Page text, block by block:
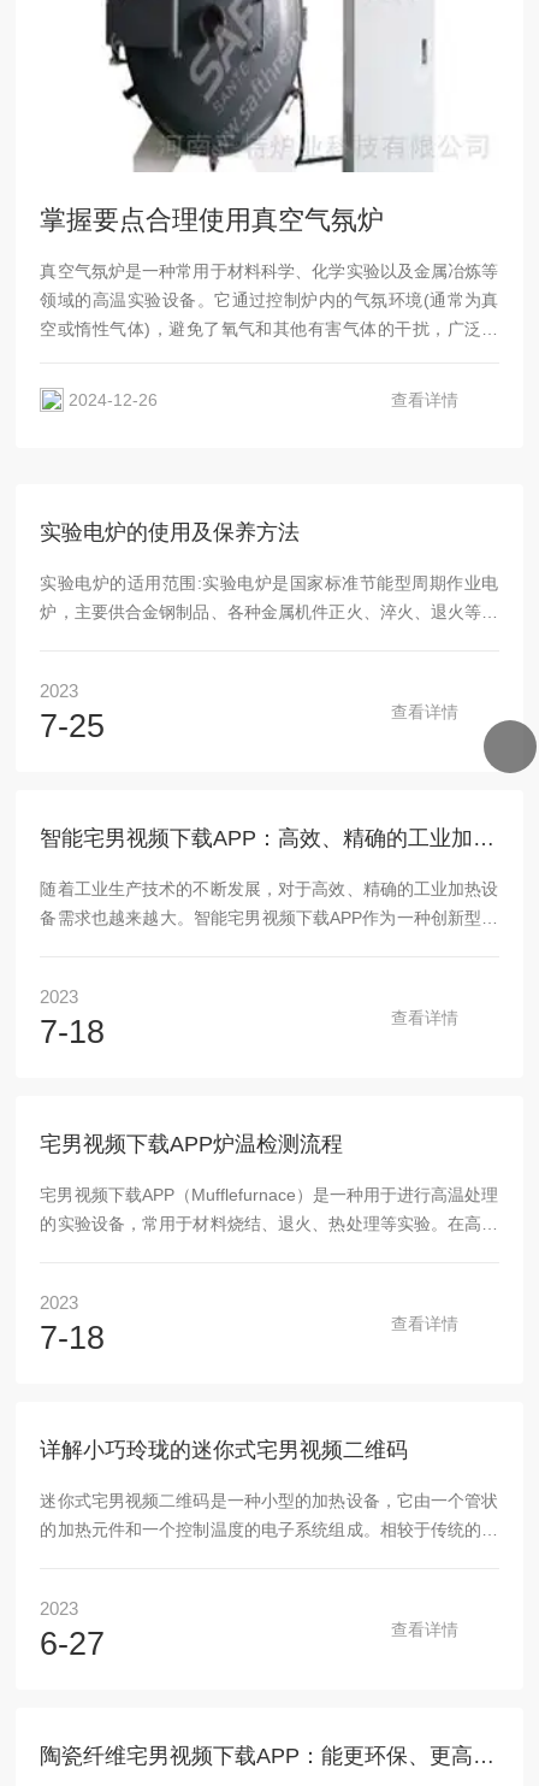
掌握要点合理使用真空气氛炉
真空气氛炉是一种常用于材料科学、化学实验以及金属冶炼等
领域的高温实验设备。它通过控制炉内的气氛环境(通常为真
空或惰性气体)，避免了氧气和其他有害气体的干扰，广泛应
设备的高效使用和延长其使用寿命，合理的操作和维护至关重
要。以下是一些使用真空气氛炉时应注意的要点。1.操作前的
2024-12-26 查看详情
实验电炉的使用及保养方法
实验电炉的适用范围:实验电炉是国家标准节能型周期作业电
炉，主要供合金钢制品、各种金属机件正火、淬火、退火等热
铝聚轻材料、耐火材质，根据不同温度，不同气氛采用不同材
料。维修及保养：1.控制器应放在干子通风良好,无腐蚀性气体
的地方,工作环境温度为-10-50℃,相对湿度不大于85%。2.为
2023
7-25 查看详情
智能宅男视频下载APP：高效、精确的工业加热解决方案
随着工业生产技术的不断发展，对于高效、精确的工业加热设
备需求也越来越大。智能宅男视频下载APP作为一种创新型的
讨其在未来发展中可能带来的影响。1.智能宅男视频下载APP
概述该产品是一种基于先进电子技术和自动化控制系统开发而
系统进行分...
2023
7-18 查看详情
宅男视频下载APP炉温检测流程
宅男视频下载APP（Mufflefurnace）是一种用于进行高温处理
的实验设备，常用于材料烧结、退火、热处理等实验。在高温
现，包括热电偶、红外温度计、热敏电阻等。这些传感器可以
接触或非接触地测量炉膛内的温度，并将测量结果传输给控制
偶通常由两个金...
2023
7-18 查看详情
详解小巧玲珑的迷你式宅男视频二维码
迷你式宅男视频二维码是一种小型的加热设备，它由一个管状
的加热元件和一个控制温度的电子系统组成。相较于传统的炉
它可以用来进行化学反应或热处理样品；在家庭中，它可以用
来做饭、煮水、烤面包等。不仅如此，在户外野营、旅行和露
给需要加热的...
2023
6-27 查看详情
陶瓷纤维宅男视频下载APP：能更环保、更高效地烧制材料